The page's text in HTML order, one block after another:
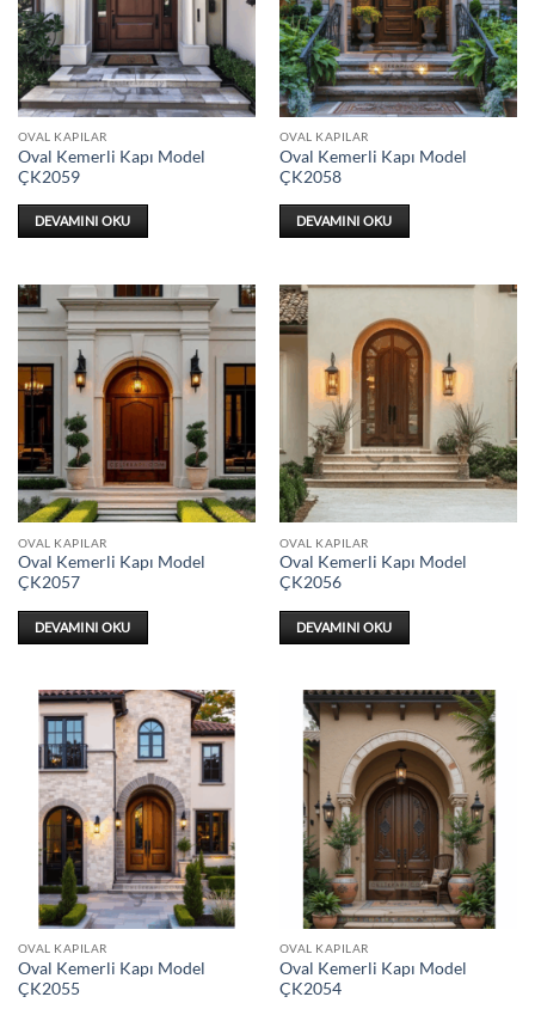
OVAL KAPILAR
Oval Kemerli Kapı Model
ÇK2059
DEVAMINI OKU
OVAL KAPILAR
Oval Kemerli Kapı Model
ÇK2058
DEVAMINI OKU
OVAL KAPILAR
Oval Kemerli Kapı Model
ÇK2057
DEVAMINI OKU
OVAL KAPILAR
Oval Kemerli Kapı Model
ÇK2056
DEVAMINI OKU
OVAL KAPILAR
Oval Kemerli Kapı Model
ÇK2055
OVAL KAPILAR
Oval Kemerli Kapı Model
ÇK2054